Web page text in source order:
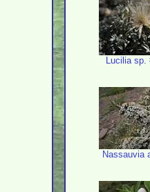
Lucilia sp.
Nassauvia